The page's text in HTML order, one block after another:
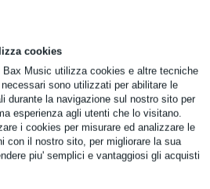
cookies
Bax Music utilizza cookies e altre tecniche
sono utilizzati per abilitare le
durante la navigazione sul nostro sito per
esperienza agli utenti che lo visitano.
i cookies per misurare ed analizzare le
con il nostro sito, per migliorare la sua
piu' semplici e vantaggiosi gli acquisti
via XLR/mono 6.3mm jacks